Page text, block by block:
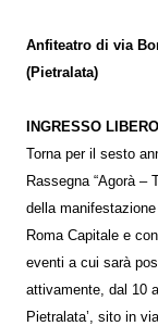
Anfiteatro di via
(Pietralata)
INGRESSO LIBERO
Torna per il sesto
Rassegna “Agorà –
della
Roma Capitale e
eventi a cui sarà
attivamente, dal 10
Pietralata’, sito in